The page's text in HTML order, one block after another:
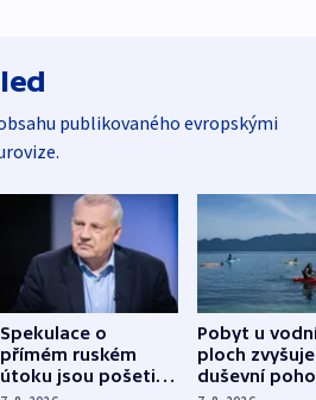
publikovaného evropskými
Spekulace o
přímém ruském
útoku jsou pošetilé,
Pobyt u
ploch zvyšuje
duševní